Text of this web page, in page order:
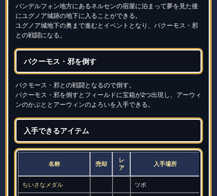
バンデルフォン地方にあるネルセンの宿屋に泊まって夢を見た後
にユグノア城跡の地下に入ることができる。
ユグノア城地下の奥まで進むとイベントとなり、バクーモス・邪
との戦闘になる。
バクーモス・邪を倒す
バクモース・邪との戦闘となるので倒す。
バクーモス・邪を倒すとフィールドに宝箱が2つ出現し、アーウィ
ンのかぶととアーウィンのよろいを入手できる。
入手できるアイテム
名称 売却
レ
ア
入手場所
ちいさなメダル ツボ